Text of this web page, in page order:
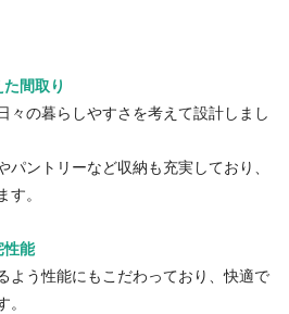
間取り
々の暮らしやすさを考えて設計しまし
パントリーなど収納も充実しており、
す。
性能
よう性能にもこだわっており、快適で
。